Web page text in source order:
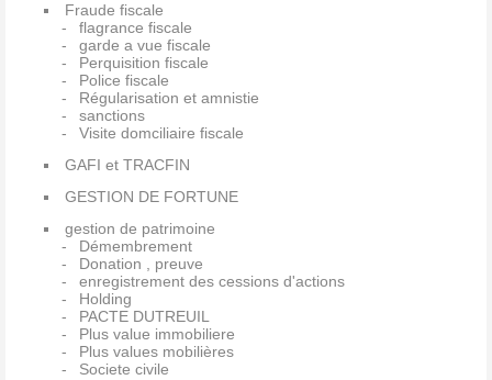
Fraude fiscale
flagrance fiscale
garde a vue fiscale
Perquisition fiscale
Police fiscale
Régularisation et amnistie
sanctions
Visite domciliaire fiscale
GAFI et TRACFIN
GESTION DE FORTUNE
gestion de patrimoine
Démembrement
Donation , preuve
enregistrement des cessions d'actions
Holding
PACTE DUTREUIL
Plus value immobiliere
Plus values mobilières
Societe civile